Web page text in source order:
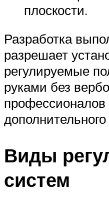
плоскости.
Разработка
разрешает
регулируемые
руками без
профессионалов
Виды
систем